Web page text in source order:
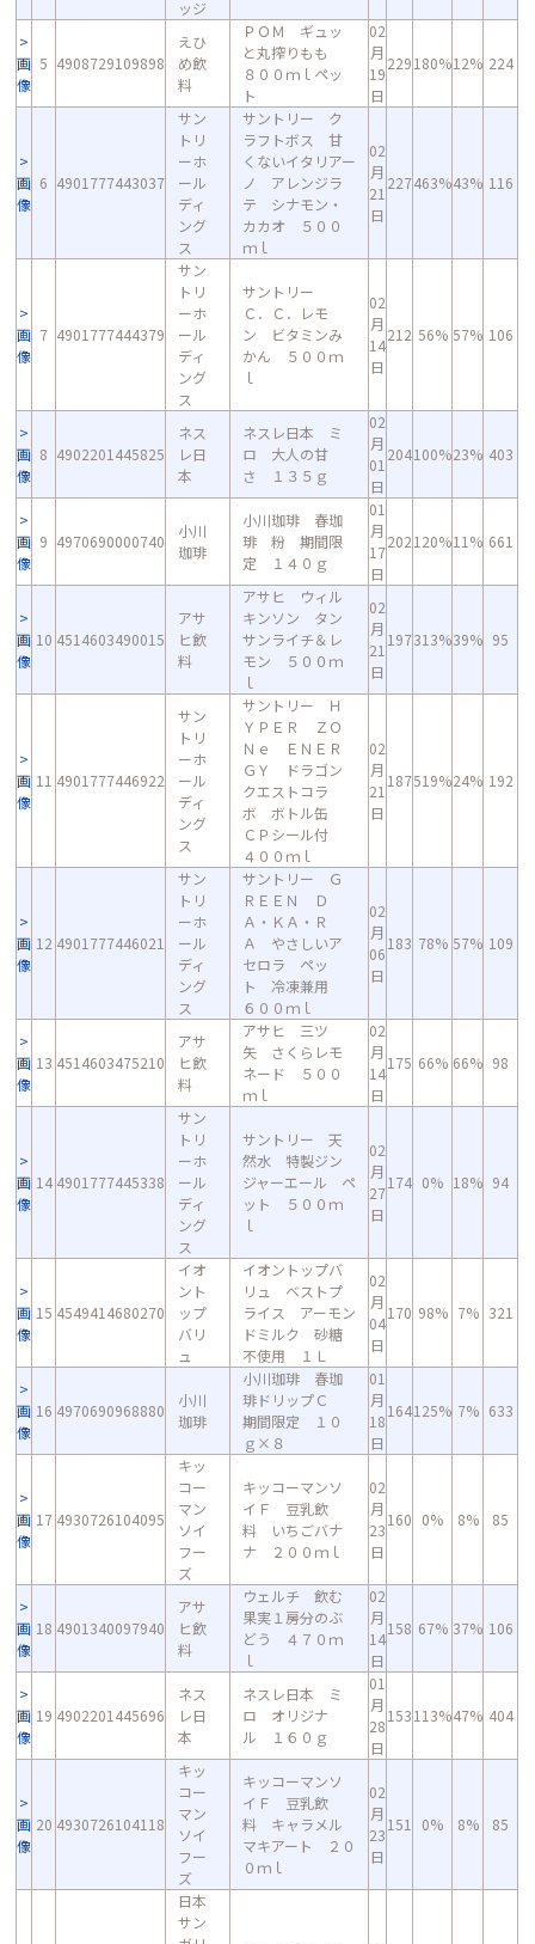
ッジ
画
像
5 4908729109898
えひ
め飲
料
ＰＯＭ ギュッ
と丸搾りもも
８００ｍｌペッ
ト
02
月
19
日
229180%12% 224
画
像
6 4901777443037
サン
トリ
ーホ
ール
ディ
ング
ス
サントリー ク
ラフトボス 甘
くないイタリアー
ノ アレンジラ
テ シナモン・
カカオ ５００
ｍｌ
02
月
21
日
227463%43% 116
画
像
7 4901777444379
サン
トリ
ーホ
ール
ディ
ング
ス
サントリー
Ｃ．Ｃ．レモ
ン ビタミンみ
かん ５００ｍ
ｌ
02
月
14
日
212 56% 57% 106
画
像
8 4902201445825
ネス
レ日
本
ネスレ日本 ミ
ロ 大人の甘
さ １３５ｇ
02
月
01
日
204100%23% 403
画
像
9 4970690000740
小川
珈琲
小川珈琲 春珈
琲 粉 期間限
定 １４０ｇ
01
月
17
日
202120%11% 661
画
像
10 4514603490015
アサ
ヒ飲
料
アサヒ ウィル
キンソン タン
サンライチ＆レ
モン ５００ｍ
ｌ
02
月
21
日
197313%39% 95
画
像
11 4901777446922
サン
トリ
ーホ
ール
ディ
ング
ス
サントリー Ｈ
ＹＰＥＲ ＺＯ
Ｎｅ ＥＮＥＲ
ＧＹ ドラゴン
クエストコラ
ボ ボトル缶
ＣＰシール付
４００ｍｌ
02
月
21
日
187519%24% 192
画
像
12 4901777446021
サン
トリ
ーホ
ール
ディ
ング
ス
サントリー Ｇ
ＲＥＥＮ Ｄ
Ａ・ＫＡ・Ｒ
Ａ やさしいア
セロラ ペッ
ト 冷凍兼用
６００ｍｌ
02
月
06
日
183 78% 57% 109
画
像
13 4514603475210
アサ
ヒ飲
料
アサヒ 三ツ
矢 さくらレモ
ネード ５００
ｍｌ
02
月
14
日
175 66% 66% 98
画
像
14 4901777445338
サン
トリ
ーホ
ール
ディ
ング
ス
サントリー 天
然水 特製ジン
ジャーエール ペ
ット ５００ｍ
ｌ
02
月
27
日
174 0% 18% 94
画
像
15 4549414680270
イオ
ント
ップ
バリ
ュ
イオントップバ
リュ ベストプ
ライス アーモン
ドミルク 砂糖
不使用 １Ｌ
02
月
04
日
170 98% 7% 321
画
像
16 4970690968880
小川
珈琲
小川珈琲 春珈
琲ドリップＣ
期間限定 １０
ｇ×８
01
月
18
日
164125% 7% 633
画
像
17 4930726104095
キッ
コー
マン
ソイ
フー
ズ
キッコーマンソ
イＦ 豆乳飲
料 いちごバナ
ナ ２００ｍｌ
02
月
23
日
160 0% 8% 85
画
像
18 4901340097940
アサ
ヒ飲
料
ウェルチ 飲む
果実１房分のぶ
どう ４７０ｍ
ｌ
02
月
14
日
158 67% 37% 106
画
像
19 4902201445696
ネス
レ日
本
ネスレ日本 ミ
ロ オリジナ
ル １６０ｇ
01
月
28
日
153113%47% 404
画
像
20 4930726104118
キッ
コー
マン
ソイ
フー
ズ
キッコーマンソ
イＦ 豆乳飲
料 キャラメル
マキアート ２０
０ｍｌ
02
月
23
日
151 0% 8% 85
日本
サン